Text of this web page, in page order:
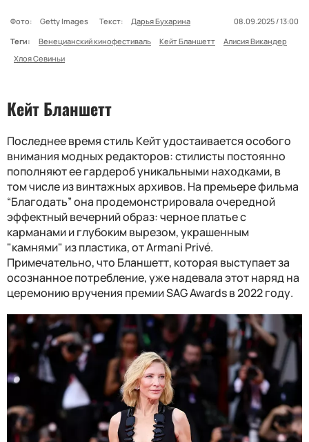
Фото: Getty Images Текст: Дарья Бухарина
08.09.2025 / 13:00
Теги:
Венецианский кинофестиваль Кейт Бланшетт
Алисия Викандер
Хлоя Севиньи
Кейт Бланшетт
Последнее время стиль Кейт удостаивается особого
внимания модных редакторов: стилисты постоянно
пополняют ее гардероб уникальными находками, в
том числе из винтажных архивов. На премьере фильма
“Благодать” она продемонстрировала очередной
эффектный вечерний образ: черное платье с
карманами и глубоким вырезом, украшенным
"камнями" из пластика, от Armani Privé.
Примечательно, что Бланшетт, которая выступает за
осознанное потребление, уже надевала этот наряд на
церемонию вручения премии SAG Awards в 2022 году.